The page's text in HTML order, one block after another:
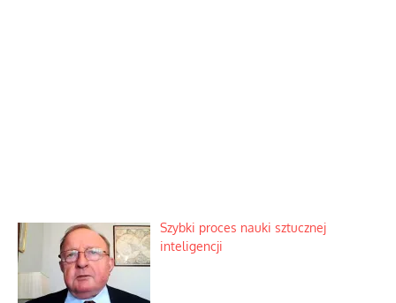
Szybki proces nauki sztucznej
inteligencji